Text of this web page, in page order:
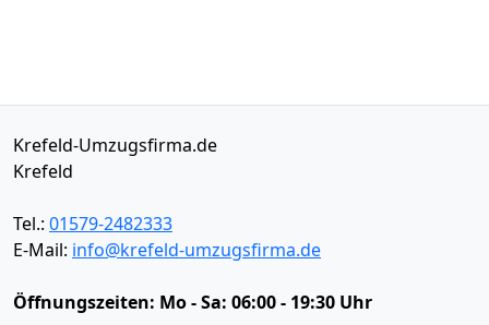
Krefeld-Umzugsfirma.de
Krefeld
Tel.: 01579-2482333
E-Mail: info@krefeld-umzugsfirma.de
Öffnungszeiten: Mo - Sa: 06:00 - 19:30 Uhr